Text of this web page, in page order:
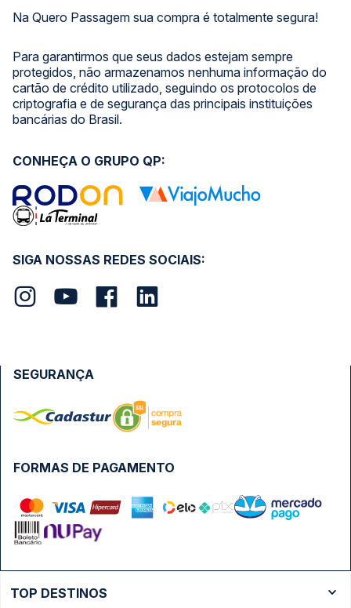
Na Quero Passagem sua compra é totalmente segura!
Para garantirmos que seus dados estejam sempre
protegidos, não armazenamos nenhuma informação do
cartão de crédito utilizado, seguindo os protocolos de
criptografia e de segurança das principais instituições
bancárias do Brasil.
SIGA NOSSAS REDES SOCIAIS:
CONHEÇA O GRUPO QP:
FORMAS DE PAGAMENTO
SEGURANÇA
TOP DESTINOS